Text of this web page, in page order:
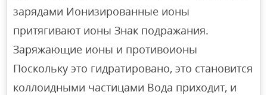
зарядами Ионизированные ионы
притягивают ионы Знак подражания.
Заряжающие ионы и противоионы
Поскольку это гидратировано, это становится
коллоидными частицами Вода приходит, и